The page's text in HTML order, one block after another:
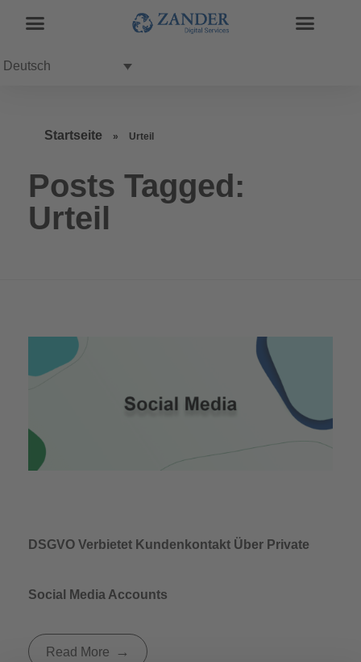
Deutsch
Startseite » Urteil
Posts Tagged:
Urteil
DSGVO Verbietet Kundenkontakt Über Private
Social Media Accounts
Read More